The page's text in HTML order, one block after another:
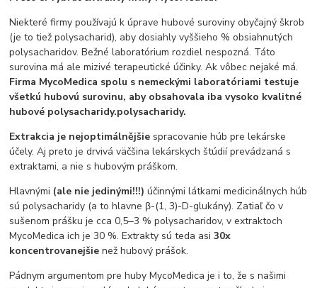
Niekteré firmy používajú k úprave hubové suroviny obyčajný škrob
(je to tiež polysacharid), aby dosiahly vyššieho % obsiahnutých
polysacharidov. Bežné laboratórium rozdiel nespozná. Táto
surovina má ale mizivé terapeutické účinky. Ak vôbec nejaké má.
Firma MycoMedica spolu s nemeckými laboratóriami testuje
všetkú hubovú surovinu, aby obsahovala iba vysoko kvalitné
hubové polysacharidy.polysacharidy.
Extrakcia je nejoptimálnějšie spracovanie húb pre lekárske
účely. Aj preto je drvivá väčšina lekárskych štúdií prevádzaná s
extraktami, a nie s hubovým práškom.
Hlavnými (ale nie jedinými!!!) účinnými látkami medicinálnych húb
sú polysacharidy (a to hlavne β-(1, 3)-D-glukány). Zatiaľ čo v
sušenom prášku je cca 0,5‒3 % polysacharidov, v extraktoch
MycoMedica ich je 30 %. Extrakty sú teda asi30x
koncentrovanejšie než hubový prášok.
Pádnym argumentom pre huby MycoMedica je i to, že s našimi